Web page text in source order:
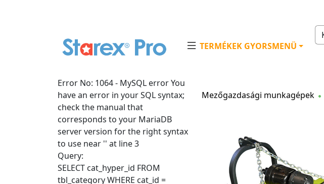
TERMÉKEK GYORSMENÜ
Error No: 1064 - MySQL error You
have an error in your SQL syntax;
check the manual that
corresponds to your MariaDB
server version for the right syntax
to use near '' at line 3
Query:
SELECT cat_hyper_id FROM
tbl_category WHERE cat_id =
Mezőgazdasági munkagépek